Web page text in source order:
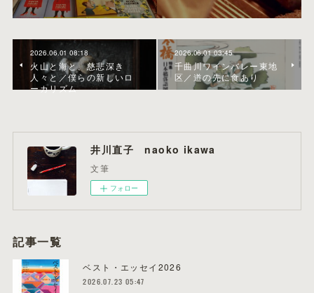
2026.06.01 08:18
火山と海と、慈悲深き
人々と／僕らの新しいロ
ーカリズム
2026.06.01 03:45
千曲川ワインバレー東地
区／道の先に食あり
井川直子 naoko ikawa
文筆
フォロー
記事一覧
ベスト・エッセイ2026
2026.07.23 05:47